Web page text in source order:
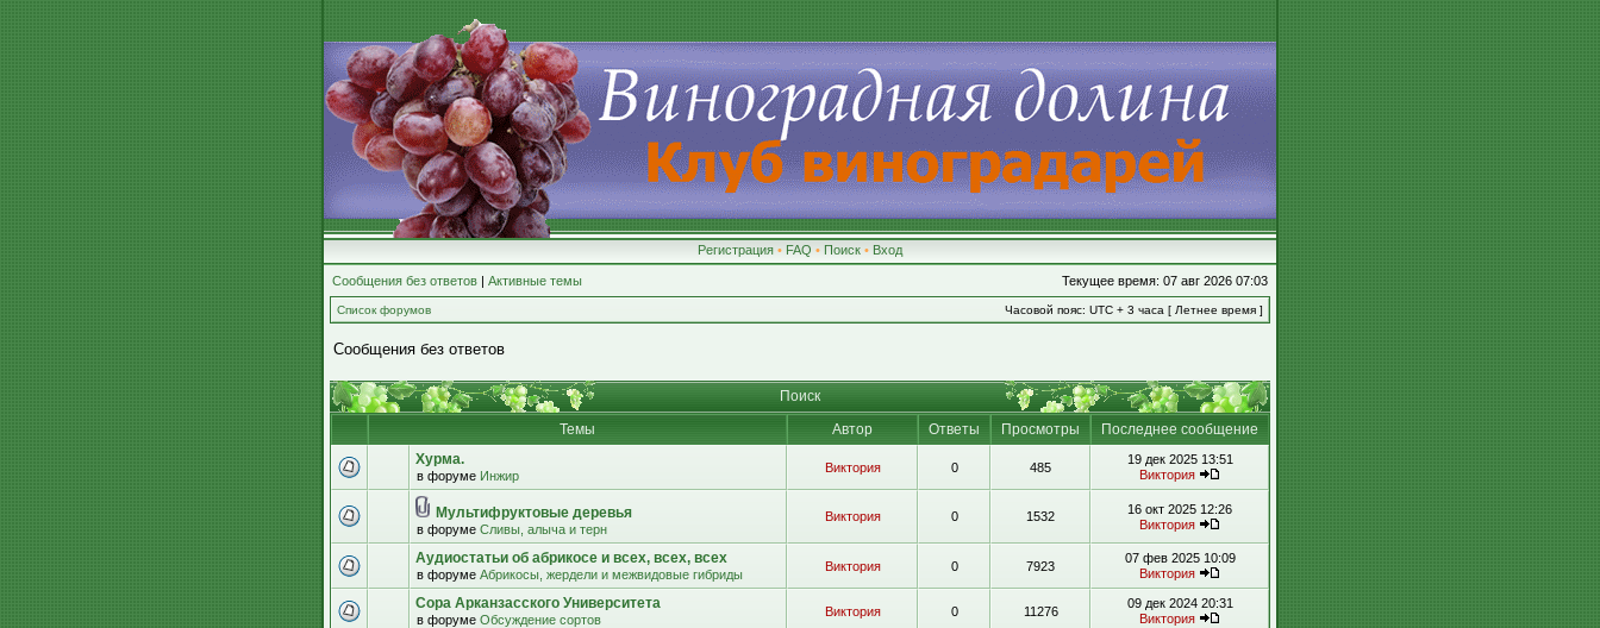
Регистрация • FAQ • Поиск • Вход
Сообщения без ответов | Активные темы Текущее время: 07 авг 2026 07:03
Список форумов Часовой пояс: UTC + 3 часа [ Летнее время ]
Сообщения без ответов
Поиск
Темы
Автор Ответы Просмотры
Последнее сообщение
Хурма.
в форуме Инжир
Виктория 0 485
19 дек 2025 13:51
Виктория
Мультифруктовые деревья
в форуме Сливы, алыча и терн
Виктория 0 1532
16 окт 2025 12:26
Виктория
Аудиостатьи об абрикосе и всех, всех, всех
в форуме Абрикосы, жердели и межвидовые гибриды
Виктория 0 7923
07 фев 2025 10:09
Виктория
Сора Арканзасского Университета
в форуме Обсуждение сортов
Виктория 0 11276
09 дек 2024 20:31
Виктория